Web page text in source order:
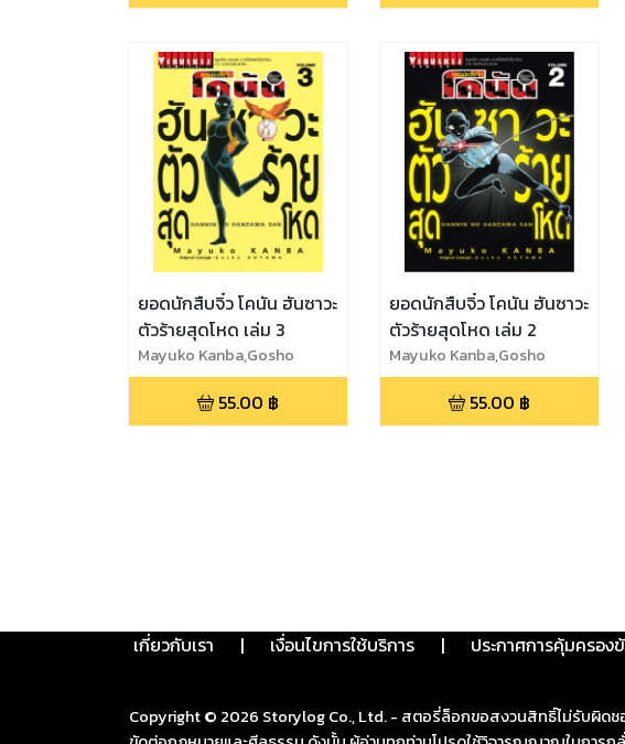
ยอดนักสืบจิ๋ว โคนัน ฮันซาวะ
ตัวร้ายสุดโหด เล่ม 3
Mayuko Kanba,Gosho
Aoyama
55.00 ฿
ยอดนักสืบจิ๋ว โคนัน ฮันซาวะ
ตัวร้ายสุดโหด เล่ม 2
Mayuko Kanba,Gosho
Aoyama
55.00 ฿
เกี่ยวกับเรา | เงื่อนไขการใช้บริการ | ประกาศการคุ้มครอง
Copyright © 2026 Storylog Co., Ltd. - สตอรี่ล็อกขอสงวนสิทธิ์ไม่รับผิดช